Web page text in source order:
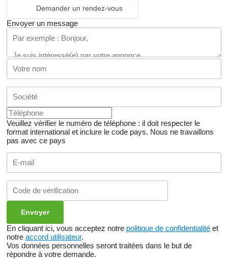
Demander un rendez-vous
Envoyer un message
Veuillez vérifier le numéro de téléphone : il doit respecter le
format international et inclure le code pays. Nous ne travaillons
pas avec ce pays
En cliquant ici, vous acceptez notre politique de confidentialité et
notre accord utilisateur.
Vos données personnelles seront traitées dans le but de
répondre à votre demande.